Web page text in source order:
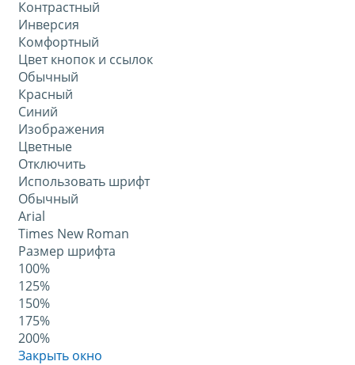
Контрастный
Инверсия
Комфортный
Цвет кнопок и ссылок
Обычный
Красный
Синий
Изображения
Цветные
Отключить
Использовать шрифт
Обычный
Arial
Times New Roman
Размер шрифта
100%
125%
150%
175%
200%
Закрыть окно